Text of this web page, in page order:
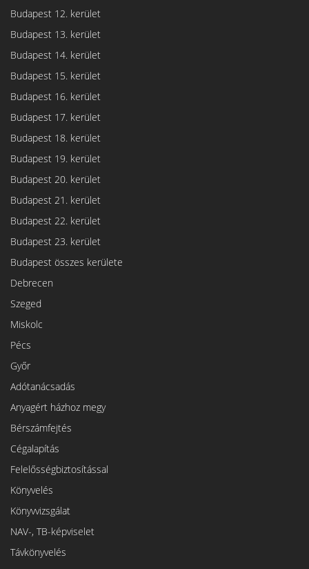
Budapest 12. kerület
Budapest 13. kerület
Budapest 14. kerület
Budapest 15. kerület
Budapest 16. kerület
Budapest 17. kerület
Budapest 18. kerület
Budapest 19. kerület
Budapest 20. kerület
Budapest 21. kerület
Budapest 22. kerület
Budapest 23. kerület
Budapest összes kerülete
Debrecen
Szeged
Miskolc
Pécs
Győr
Adótanácsadás
Anyagért házhoz megy
Bérszámfejtés
Cégalapítás
Felelősségbiztosítással
Könyvelés
Könyvvizsgálat
NAV-, TB-képviselet
Távkönyvelés